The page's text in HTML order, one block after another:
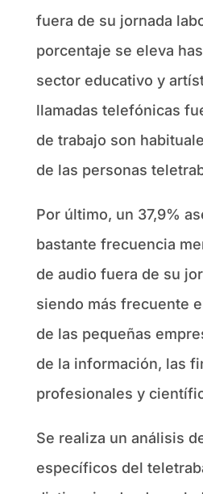
fuera de su jornada
porcentaje se eleva
sector educativo y
llamadas telefónicas
de trabajo son
de las personas
Por último, un 37,9%
bastante frecuencia
de audio fuera de su
siendo más frecuente
de las pequeñas
de la información, las
profesionales y
Se realiza un análisis
específicos del